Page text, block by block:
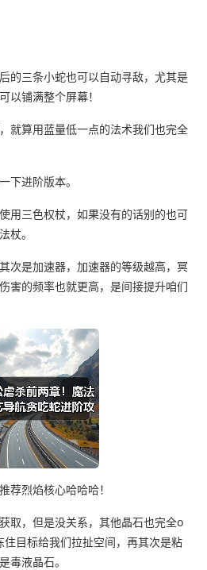
的三条小蛇也可以自动寻敌，尤其是
以铺满整个屏幕！
就算用蓝量低一点的法术我们也完全
下进阶版本。
用三色权杖，如果没有的话别的也可
杖。
次是加速器，加速器的等级越高，冥
害的频率也就更高，是间接提升咱们
荐烈焰核心哈哈哈！
取，但是没关系，其他晶石也完全o
目标给我们拉扯空间，再其次是粘
毒液晶石。